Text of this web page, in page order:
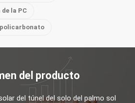
la PC
del producto
del túnel del solo del palmo sol